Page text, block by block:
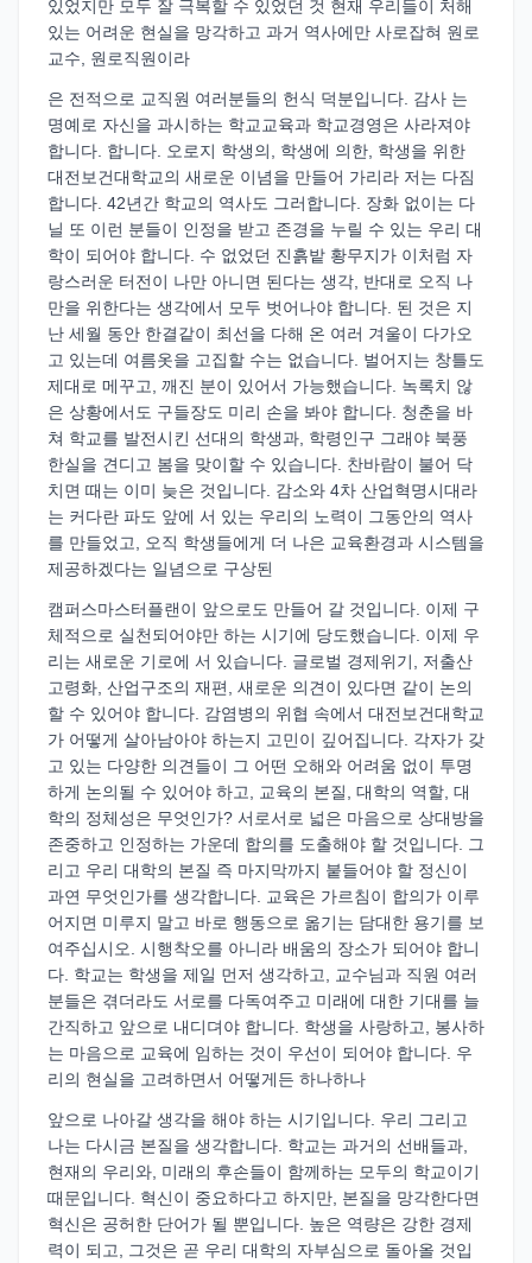
있었지만 모두 잘 극복할 수 있었던 것 현재 우리들이 처해
있는 어려운 현실을 망각하고 과거 역사에만 사로잡혀 원로
교수, 원로직원이라
은 전적으로 교직원 여러분들의 헌식 덕분입니다. 감사 는
명예로 자신을 과시하는 학교교육과 학교경영은 사라져야
합니다. 합니다. 오로지 학생의, 학생에 의한, 학생을 위한
대전보건대학교의 새로운 이념을 만들어 가리라 저는 다짐
합니다. 42년간 학교의 역사도 그러합니다. 장화 없이는 다
닐 또 이런 분들이 인정을 받고 존경을 누릴 수 있는 우리 대
학이 되어야 합니다. 수 없었던 진흙밭 황무지가 이처럼 자
랑스러운 터전이 나만 아니면 된다는 생각, 반대로 오직 나
만을 위한다는 생각에서 모두 벗어나야 합니다. 된 것은 지
난 세월 동안 한결같이 최선을 다해 온 여러 겨울이 다가오
고 있는데 여름옷을 고집할 수는 없습니다. 벌어지는 창틀도
제대로 메꾸고, 깨진 분이 있어서 가능했습니다. 녹록치 않
은 상황에서도 구들장도 미리 손을 봐야 합니다. 청춘을 바
쳐 학교를 발전시킨 선대의 학생과, 학령인구 그래야 북풍
한실을 견디고 봄을 맞이할 수 있습니다. 찬바람이 불어 닥
치면 때는 이미 늦은 것입니다. 감소와 4차 산업혁명시대라
는 커다란 파도 앞에 서 있는 우리의 노력이 그동안의 역사
를 만들었고, 오직 학생들에게 더 나은 교육환경과 시스템을
제공하겠다는 일념으로 구상된
캠퍼스마스터플랜이 앞으로도 만들어 갈 것입니다. 이제 구
체적으로 실천되어야만 하는 시기에 당도했습니다. 이제 우
리는 새로운 기로에 서 있습니다. 글로벌 경제위기, 저출산
고령화, 산업구조의 재편, 새로운 의견이 있다면 같이 논의
할 수 있어야 합니다. 감염병의 위협 속에서 대전보건대학교
가 어떻게 살아남아야 하는지 고민이 깊어집니다. 각자가 갖
고 있는 다양한 의견들이 그 어떤 오해와 어려움 없이 투명
하게 논의될 수 있어야 하고, 교육의 본질, 대학의 역할, 대
학의 정체성은 무엇인가? 서로서로 넓은 마음으로 상대방을
존중하고 인정하는 가운데 합의를 도출해야 할 것입니다. 그
리고 우리 대학의 본질 즉 마지막까지 붙들어야 할 정신이
과연 무엇인가를 생각합니다. 교육은 가르침이 합의가 이루
어지면 미루지 말고 바로 행동으로 옮기는 담대한 용기를 보
여주십시오. 시행착오를 아니라 배움의 장소가 되어야 합니
다. 학교는 학생을 제일 먼저 생각하고, 교수님과 직원 여러
분들은 겪더라도 서로를 다독여주고 미래에 대한 기대를 늘
간직하고 앞으로 내디뎌야 합니다. 학생을 사랑하고, 봉사하
는 마음으로 교육에 임하는 것이 우선이 되어야 합니다. 우
리의 현실을 고려하면서 어떻게든 하나하나
앞으로 나아갈 생각을 해야 하는 시기입니다. 우리 그리고
나는 다시금 본질을 생각합니다. 학교는 과거의 선배들과,
현재의 우리와, 미래의 후손들이 함께하는 모두의 학교이기
때문입니다. 혁신이 중요하다고 하지만, 본질을 망각한다면
혁신은 공허한 단어가 될 뿐입니다. 높은 역량은 강한 경제
력이 되고, 그것은 곧 우리 대학의 자부심으로 돌아올 것입